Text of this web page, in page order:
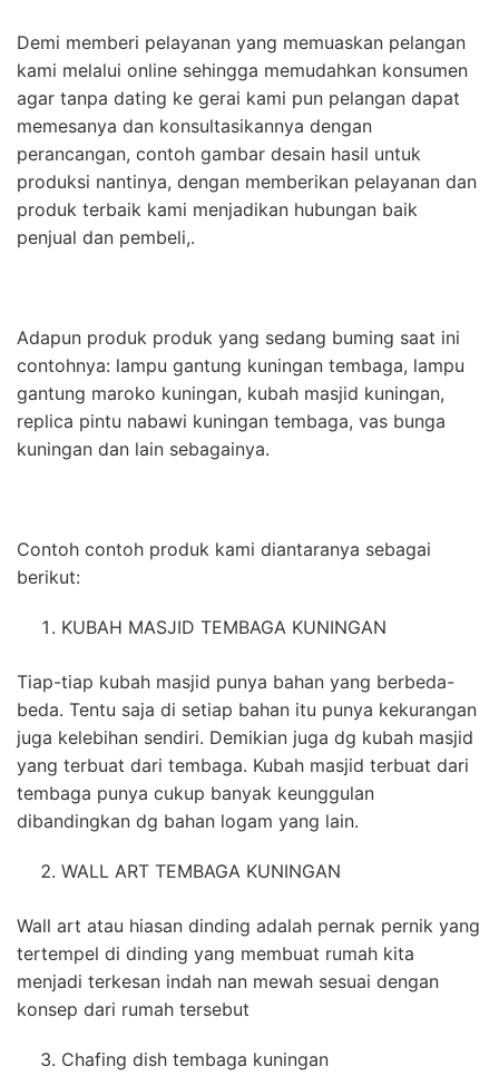
Demi memberi pelayanan yang memuaskan pelangan
kami melalui online sehingga memudahkan konsumen
agar tanpa dating ke gerai kami pun pelangan dapat
memesanya dan konsultasikannya dengan
perancangan, contoh gambar desain hasil untuk
produksi nantinya, dengan memberikan pelayanan dan
produk terbaik kami menjadikan hubungan baik
penjual dan pembeli,.
Adapun produk produk yang sedang buming saat ini
contohnya: lampu gantung kuningan tembaga, lampu
gantung maroko kuningan, kubah masjid kuningan,
replica pintu nabawi kuningan tembaga, vas bunga
kuningan dan lain sebagainya.
Contoh contoh produk kami diantaranya sebagai
berikut:
KUBAH MASJID TEMBAGA KUNINGAN
Tiap-tiap kubah masjid punya bahan yang berbeda-
beda. Tentu saja di setiap bahan itu punya kekurangan
juga kelebihan sendiri. Demikian juga dg kubah masjid
yang terbuat dari tembaga. Kubah masjid terbuat dari
tembaga punya cukup banyak keunggulan
dibandingkan dg bahan logam yang lain.
WALL ART TEMBAGA KUNINGAN
Wall art atau hiasan dinding adalah pernak pernik yang
tertempel di dinding yang membuat rumah kita
menjadi terkesan indah nan mewah sesuai dengan
konsep dari rumah tersebut
Chafing dish tembaga kuningan